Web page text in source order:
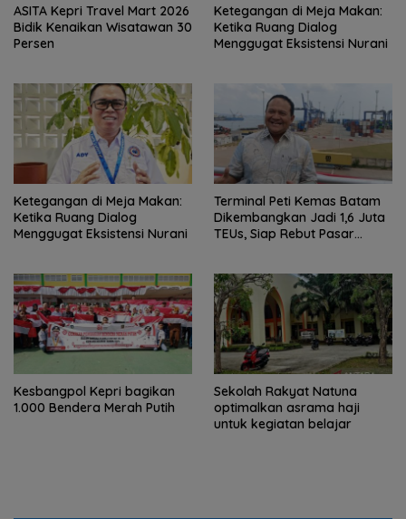
ASITA Kepri Travel Mart 2026
Bidik Kenaikan Wisatawan 30
Persen
Ketegangan di Meja Makan:
Ketika Ruang Dialog
Menggugat Eksistensi Nurani
Ketegangan di Meja Makan:
Ketika Ruang Dialog
Menggugat Eksistensi Nurani
Terminal Peti Kemas Batam
Dikembangkan Jadi 1,6 Juta
TEUs, Siap Rebut Pasar
Kesbangpol Kepri bagikan
1.000 Bendera Merah Putih
Sekolah Rakyat Natuna
optimalkan asrama haji
untuk kegiatan belajar